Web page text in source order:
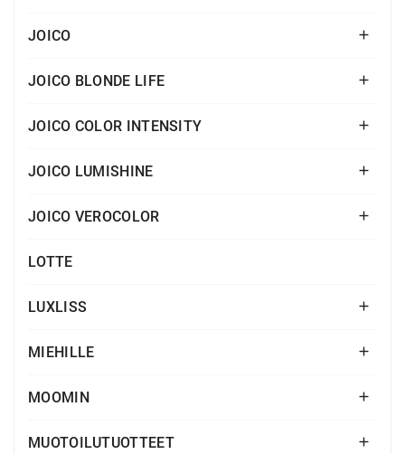
JOICO 
JOICO BLONDE LIFE 
JOICO COLOR INTENSITY 
JOICO LUMISHINE 
JOICO VEROCOLOR 
LOTTE
LUXLISS 
MIEHILLE 
MOOMIN 
MUOTOILUTUOTTEET 